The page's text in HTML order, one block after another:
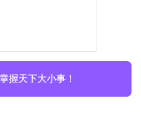
握天下大小事！